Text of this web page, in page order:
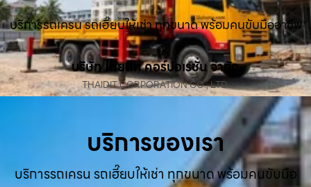
บริการรถเครน รถเฮี๊ยบให้เช่า ทุกขนาด พร้อมคนขับมืออาชีพ
บริษัท ไทยดิท คอร์ปอเรชั่น จำกัด
THAIDIT CORPORATION CO., LTD.
บริการของเรา
บริการรถเครน รถเฮี๊ยบให้เช่า ทุกขนาด พร้อมคนขับมือ